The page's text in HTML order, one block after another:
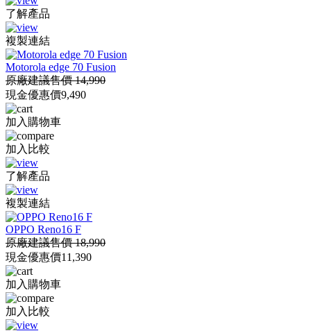
了解產品
複製連結
Motorola edge 70 Fusion
原廠建議售價 14,990
現金優惠價9,490
加入購物車
加入比較
了解產品
複製連結
OPPO Reno16 F
原廠建議售價 18,990
現金優惠價11,390
加入購物車
加入比較